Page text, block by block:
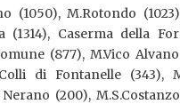
(1050), M.Rotondo
(1314), Caserma della
(877), M.Vico
di Fontanelle (343),
(200),